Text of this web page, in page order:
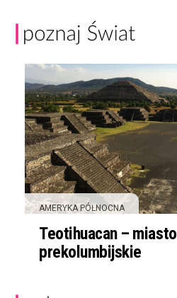
AMERYKA PÓŁNOCNA
Teotihuacan – miasto
prekolumbijskie